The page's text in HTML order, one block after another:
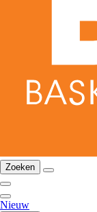
Zoeken
Nieuw